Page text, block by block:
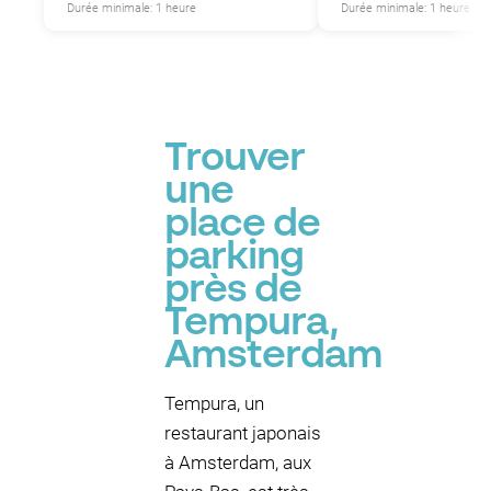
Durée minimale: 1 heure
Durée minimale: 1 heure
Trouver
une
place de
parking
près de
Tempura,
Amsterdam
Tempura, un
restaurant japonais
à Amsterdam, aux